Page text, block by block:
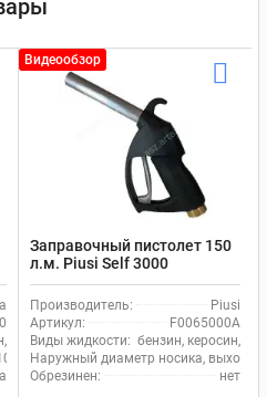
дизель
Видеообзор
Заправочный пистолет 150
л.м. Piusi Self 3000
F0065000A носик 25 мм
Производитель:
Piusi
Артикул:
F0065000A
Виды жидкости: бензин, керосин,
Наружный диаметр носика,
Обрезинен:
нет